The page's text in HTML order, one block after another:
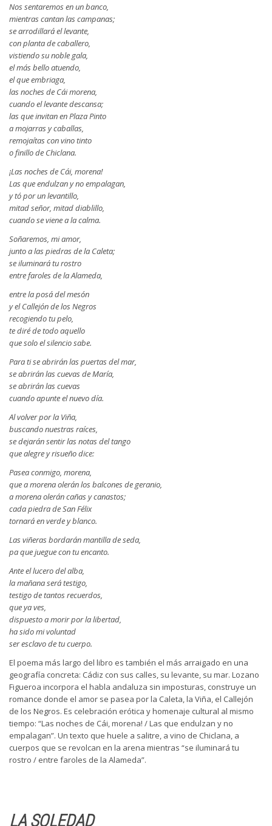
Nos sentaremos en un banco,
mientras cantan las campanas;
se arrodillará el levante,
con planta de caballero,
vistiendo su noble gala,
el más bello atuendo,
el que embriaga,
las noches de Cái morena,
cuando el levante descansa;
las que invitan en Plaza Pinto
a mojarras y caballas,
remojaítas con vino tinto
o finillo de Chiclana.
¡Las noches de Cái, morena!
Las que endulzan y no empalagan,
y tó por un levantillo,
mitad señor, mitad diablillo,
cuando se viene a la calma.
Soñaremos, mi amor,
junto a las piedras de la Caleta;
se iluminará tu rostro
entre faroles de la Alameda,
entre la posá del mesón
y el Callejón de los Negros
recogiendo tu pelo,
te diré de todo aquello
que solo el silencio sabe.
Para ti se abrirán las puertas del mar,
se abrirán las cuevas de María,
se abrirán las cuevas
cuando apunte el nuevo día.
Al volver por la Viña,
buscando nuestras raíces,
se dejarán sentir las notas del tango
que alegre y risueño dice:
Pasea conmigo, morena,
que a morena olerán los balcones de geranio,
a morena olerán cañas y canastos;
cada piedra de San Félix
tornará en verde y blanco.
Las viñeras bordarán mantilla de seda,
pa que juegue con tu encanto.
Ante el lucero del alba,
la mañana será testigo,
testigo de tantos recuerdos,
que ya ves,
dispuesto a morir por la libertad,
ha sido mi voluntad
ser esclavo de tu cuerpo.
El poema más largo del libro es también el más arraigado en una
geografía concreta: Cádiz con sus calles, su levante, su mar. Lozano
Figueroa incorpora el habla andaluza sin imposturas, construye un
romance donde el amor se pasea por la Caleta, la Viña, el Callejón
de los Negros. Es celebración erótica y homenaje cultural al mismo
tiempo: “Las noches de Cái, morena! / Las que endulzan y no
empalagan”. Un texto que huele a salitre, a vino de Chiclana, a
cuerpos que se revolcan en la arena mientras “se iluminará tu
rostro / entre faroles de la Alameda”.
LA SOLEDAD